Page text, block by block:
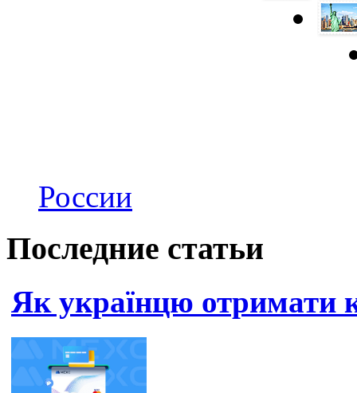
России
Последние статьи
Як українцю отримати